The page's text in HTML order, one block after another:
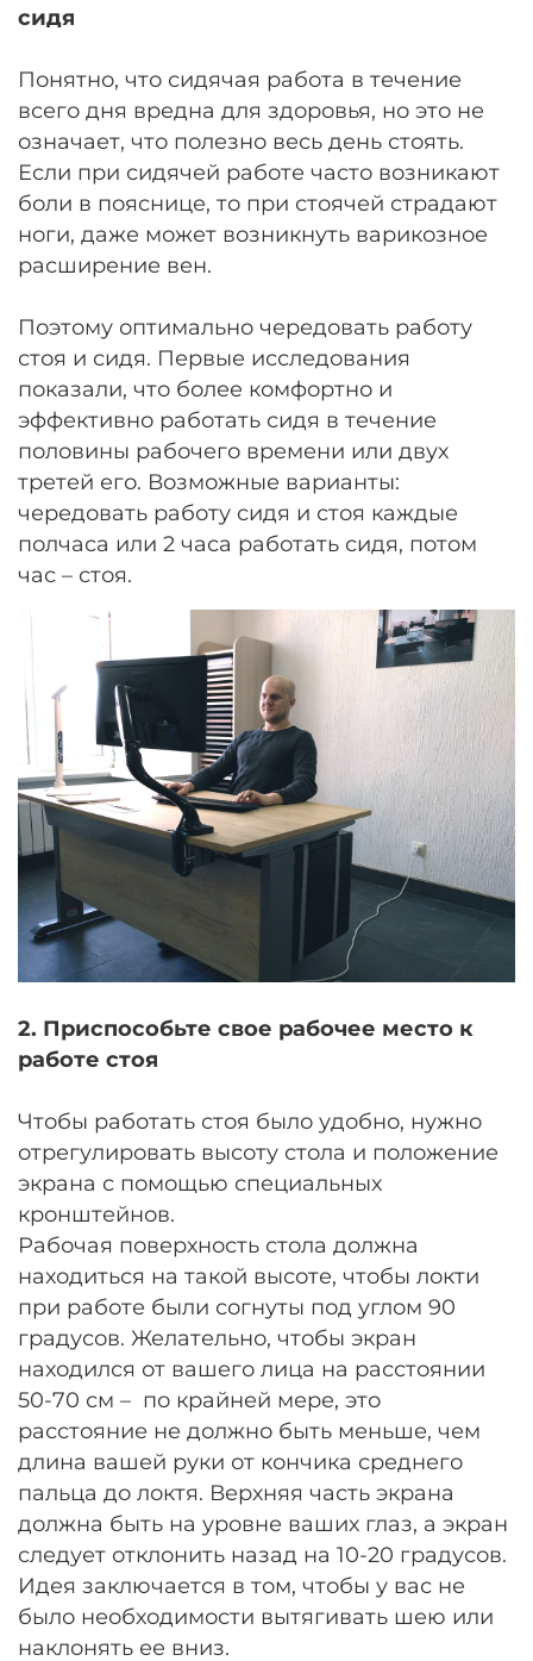
сидя
Понятно, что сидячая работа в течение
всего дня вредна для здоровья, но это не
означает, что полезно весь день стоять.
Если при сидячей работе часто возникают
боли в пояснице, то при стоячей страдают
ноги, даже может возникнуть варикозное
расширение вен.
Поэтому оптимально чередовать работу
стоя и сидя. Первые исследования
показали, что более комфортно и
эффективно работать сидя в течение
половины рабочего времени или двух
третей его. Возможные варианты:
чередовать работу сидя и стоя каждые
полчаса или 2 часа работать сидя, потом
час – стоя.
2. Приспособьте свое рабочее место к
работе стоя
Чтобы работать стоя было удобно, нужно
отрегулировать высоту стола и положение
экрана с помощью специальных
кронштейнов.
Рабочая поверхность стола должна
находиться на такой высоте, чтобы локти
при работе были согнуты под углом 90
градусов. Желательно, чтобы экран
находился от вашего лица на расстоянии
50-70 см – по крайней мере, это
расстояние не должно быть меньше, чем
длина вашей руки от кончика среднего
пальца до локтя. Верхняя часть экрана
должна быть на уровне ваших глаз, а экран
следует отклонить назад на 10-20 градусов.
Идея заключается в том, чтобы у вас не
было необходимости вытягивать шею или
наклонять ее вниз.